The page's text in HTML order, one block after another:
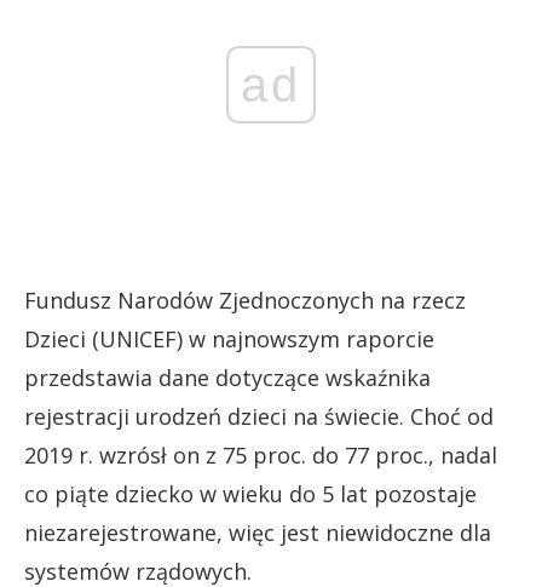
ad
Fundusz Narodów Zjednoczonych na rzecz
Dzieci (UNICEF) w najnowszym raporcie
przedstawia dane dotyczące wskaźnika
rejestracji urodzeń dzieci na świecie. Choć od
2019 r. wzrósł on z 75 proc. do 77 proc., nadal
co piąte dziecko w wieku do 5 lat pozostaje
niezarejestrowane, więc jest niewidoczne dla
systemów rządowych.